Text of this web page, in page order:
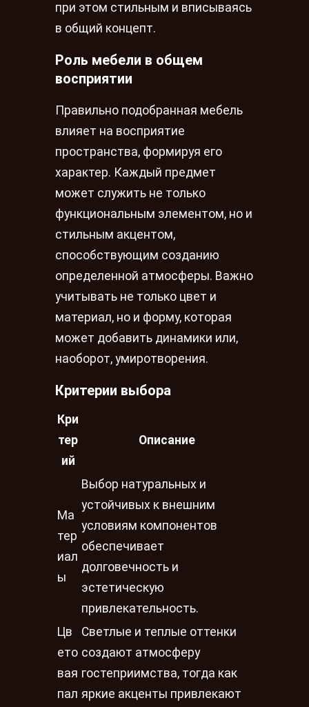
при этом стильным и вписываясь
в общий концепт.
Роль мебели в общем
восприятии
Правильно подобранная мебель
влияет на восприятие
пространства, формируя его
характер. Каждый предмет
может служить не только
функциональным элементом, но и
стильным акцентом,
способствующим созданию
определенной атмосферы. Важно
учитывать не только цвет и
материал, но и форму, которая
может добавить динамики или,
наоборот, умиротворения.
Критерии выбора
Кри
тер
ий
Описание
Ма
тер
иал
ы
Выбор натуральных и
устойчивых к внешним
условиям компонентов
обеспечивает
долговечность и
эстетическую
привлекательность.
Цв
ето
вая
пал
Светлые и теплые оттенки
создают атмосферу
гостеприимства, тогда как
яркие акценты привлекают